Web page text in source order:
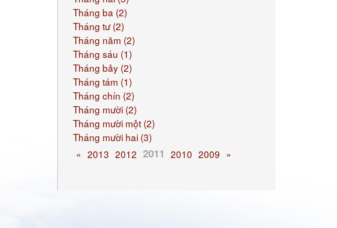
Tháng ba (2)
Tháng tư (2)
Tháng năm (2)
Tháng sáu (1)
Tháng bảy (2)
Tháng tám (1)
Tháng chín (2)
Tháng mười (2)
Tháng mười một (2)
Tháng mười hai (3)
« 2013 2012 2011 2010 2009 »